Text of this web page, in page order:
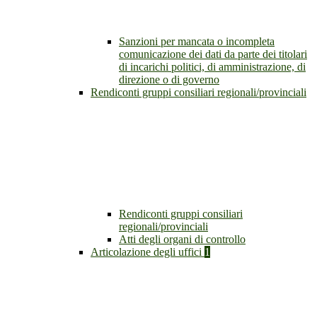
Sanzioni per mancata o incompleta
comunicazione dei dati da parte dei titolari
di incarichi politici, di amministrazione, di
direzione o di governo
Rendiconti gruppi consiliari regionali/provinciali
Rendiconti gruppi consiliari
regionali/provinciali
Atti degli organi di controllo
Articolazione degli uffici 1